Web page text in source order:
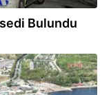
Bulundu